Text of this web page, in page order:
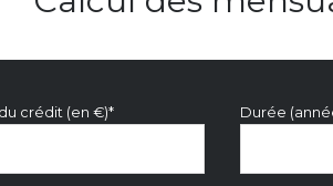
crédit (en €)* Durée